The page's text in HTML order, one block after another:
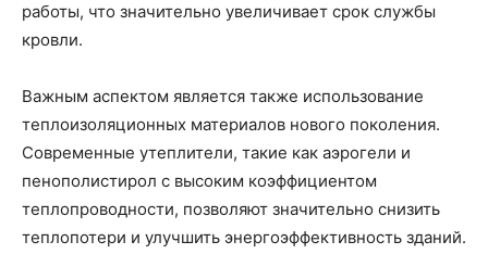
работы, что значительно увеличивает срок службы
кровли.
Важным аспектом является также использование
теплоизоляционных материалов нового поколения.
Современные утеплители, такие как аэрогели и
пенополистирол с высоким коэффициентом
теплопроводности, позволяют значительно снизить
теплопотери и улучшить энергоэффективность зданий.